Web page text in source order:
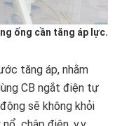
ống cần tăng áp lực.
tăng áp, nhằm
CB ngắt điện tự
sẽ không khỏi